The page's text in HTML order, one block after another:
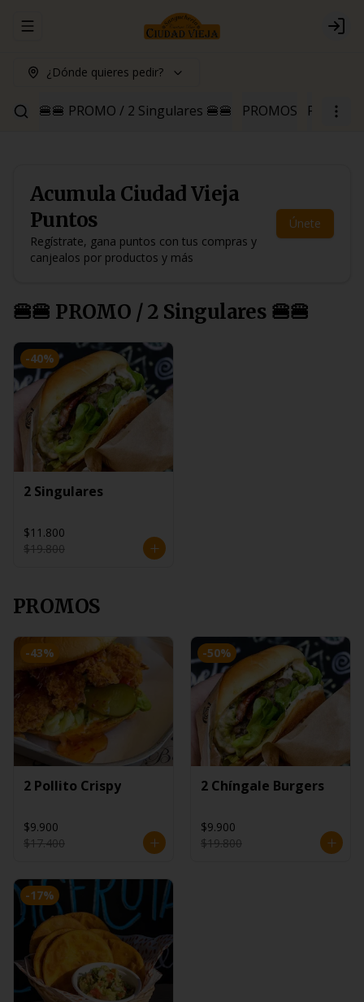
Abrir menu de navegación Login
¿Dónde quieres pedir?
🍔🍔 PROMO / 2 Singulares 🍔🍔 PROMOS Para
Acumula Ciudad Vieja
Puntos
Regístrate, gana puntos con tus compras y
canjealos por productos y más
Únete
🍔🍔 PROMO / 2 Singulares 🍔🍔
-40%
2 Singulares
$11.800
$19.800
PROMOS
-43%
2 Pollito Crispy
$9.900
$17.400
-50%
2 Chíngale Burgers
$9.900
$19.800
-17%